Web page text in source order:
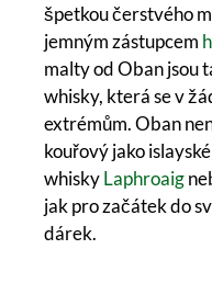
špetkou čerstvého
jemným zástupcem
malty od Oban jsou
whisky, která se v
extrémům. Oban
kouřový jako islayské
whiskyLaphroaig
jak pro začátek do
dárek.